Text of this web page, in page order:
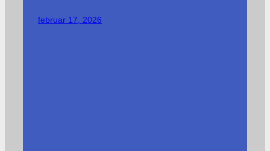
februar 17, 2026